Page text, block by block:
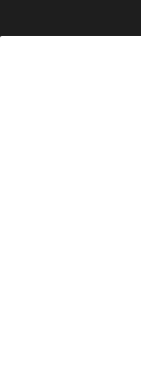
Наш сайт использует
и повысить
сайтом, вы соглашаетесь